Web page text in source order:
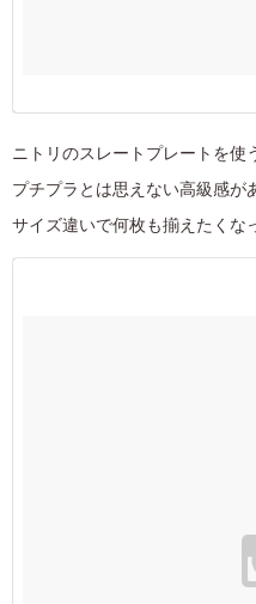
ニトリのスレートプレートを
プチプラとは思えない高級感が
サイズ違いで何枚も揃えたくな